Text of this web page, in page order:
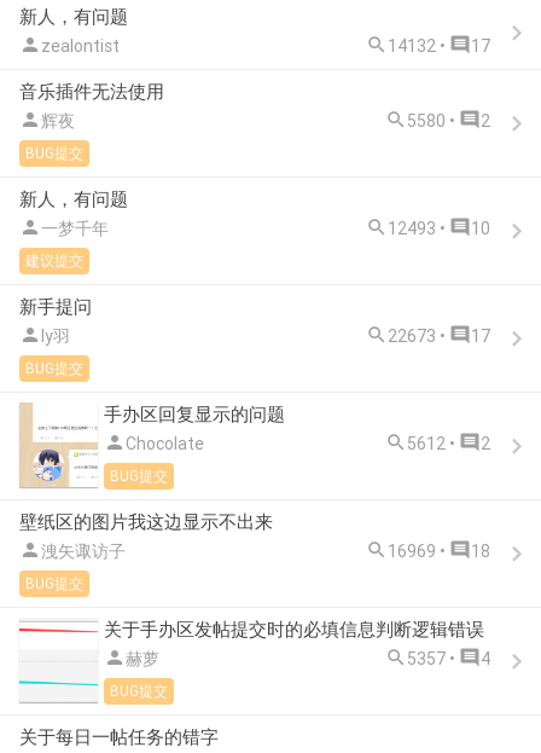
新人，有问题
 zealontist  14132 •  17
音乐插件无法使用
 辉夜  5580 •  2
BUG提交
新人，有问题
一梦千年  12493 •  10
建议提交
新手提问
 ly羽  22673 •  17
BUG提交
手办区回复显示的问题
 Chocolate  5612 •  2
BUG提交
壁纸区的图片我这边显示不出来
洩矢诹访子  16969 •  18
BUG提交
关于手办区发帖提交时的必填信息判断逻辑错误
赫萝  5357 •  4
BUG提交
关于每日一帖任务的错字